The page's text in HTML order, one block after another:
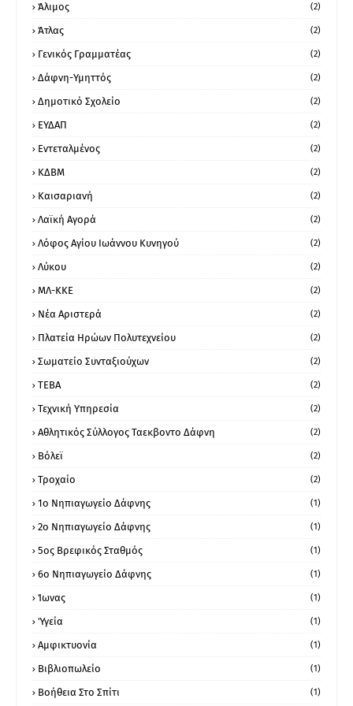
Άλιμος (2)
Άτλας (2)
Γενικός Γραμματέας (2)
Δάφνη-Υμηττός (2)
Δημοτικό Σχολείο (2)
ΕΥΔΑΠ (2)
Εντεταλμένος (2)
ΚΔΒΜ (2)
Καισαριανή (2)
Λαϊκή Αγορά (2)
Λόφος Αγίου Ιωάννου Κυνηγού (2)
Λύκου (2)
ΜΛ-ΚΚΕ (2)
Νέα Αριστερά (2)
Πλατεία Ηρώων Πολυτεχνείου (2)
Σωματείο Συνταξιούχων (2)
ΤΕΒΑ (2)
Τεχνική Υπηρεσία (2)
Αθλητικός Σύλλογος Ταεκβοντο Δάφνη (2)
Βόλεϊ (2)
Τροχαίο (2)
1ο Νηπιαγωγείο Δάφνης (1)
2ο Νηπιαγωγείο Δάφνης (1)
5ος Βρεφικός Σταθμός (1)
6ο Νηπιαγωγείο Δάφνης (1)
Ίωνας (1)
Ύγεία (1)
Αμφικτυονία (1)
Βιβλιοπωλείο (1)
Βοήθεια Στο Σπίτι (1)